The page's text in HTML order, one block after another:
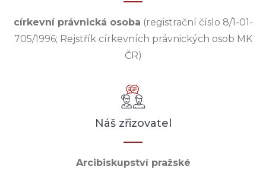
církevní právnická osoba (registrační číslo 8/1-01-
705/1996; Rejstřík církevních právnických osob MK
ČR)
Náš zřizovatel
Arcibiskupství pražské